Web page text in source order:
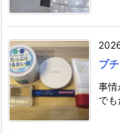
プ
事情
でも